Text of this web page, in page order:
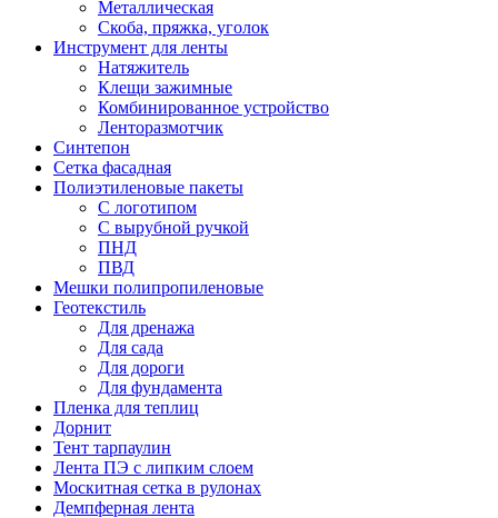
Металлическая
Скоба, пряжка, уголок
Инструмент для ленты
Натяжитель
Клещи зажимные
Комбинированное устройство
Ленторазмотчик
Синтепон
Сетка фасадная
Полиэтиленовые пакеты
С логотипом
С вырубной ручкой
ПНД
ПВД
Мешки полипропиленовые
Геотекстиль
Для дренажа
Для сада
Для дороги
Для фундамента
Пленка для теплиц
Дорнит
Тент тарпаулин
Лента ПЭ с липким слоем
Москитная сетка в рулонах
Демпферная лента